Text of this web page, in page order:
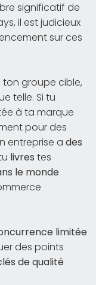
significatif de
il est judicieux
sur ces
ton groupe cible,
telle. Si tu
à ta marque
pour des
entreprise a des
livres tes
le monde
limitée
des points
de qualité